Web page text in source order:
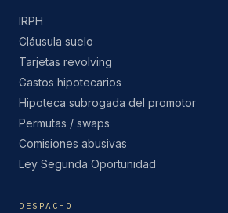
IRPH
Cláusula suelo
Tarjetas revolving
Gastos hipotecarios
Hipoteca subrogada del promotor
Permutas / swaps
Comisiones abusivas
Ley Segunda Oportunidad
DESPACHO